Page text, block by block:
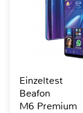
Einzeltest
Beafon
M6 Premium